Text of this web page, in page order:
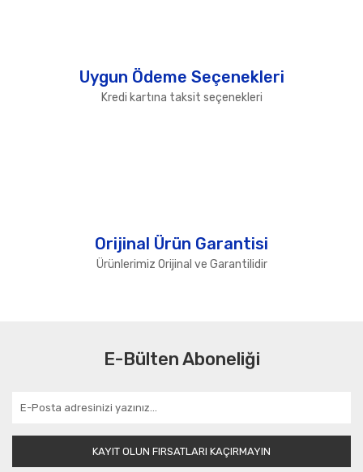
Uygun Ödeme Seçenekleri
Kredi kartına taksit seçenekleri
Orijinal Ürün Garantisi
Ürünlerimiz Orijinal ve Garantilidir
E-Bülten Aboneliği
KAYIT OLUN FIRSATLARI KAÇIRMAYIN